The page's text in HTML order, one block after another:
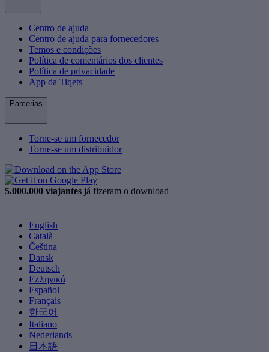
Centro de ajuda
Centro de ajuda para fornecedores
Temos e condições
Política de comentários dos clientes
Política de privacidade
App da Tiqets
Parcerias
Torne-se um fornecedor
Torne-se um distribuidor
5.000.000 viajantes já fizeram o download
English
Català
Čeština
Dansk
Deutsch
Ελληνικά
Español
Français
한국어
Italiano
Nederlands
日本語